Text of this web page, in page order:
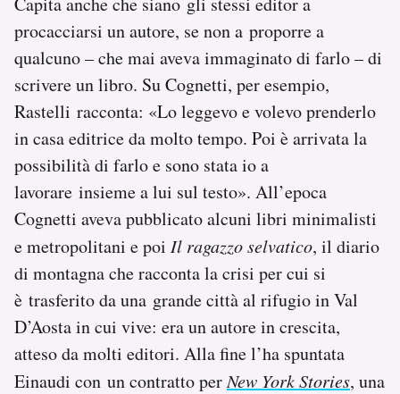
procacciarsi un autore, se non a proporre a
qualcuno – che mai aveva immaginato di farlo – di
scrivere un libro. Su Cognetti, per esempio,
Rastelli racconta: «Lo leggevo e volevo prenderlo
in casa editrice da molto tempo. Poi è arrivata la
possibilità di farlo e sono stata io a
lavorare insieme a lui sul testo». All’epoca
Cognetti aveva pubblicato alcuni libri minimalisti
e metropolitani e poi Il ragazzo selvatico, il diario
di montagna che racconta la crisi per cui si
è trasferito da una grande città al rifugio in Val
D’Aosta in cui vive: era un autore in crescita,
atteso da molti editori. Alla fine l’ha spuntata
Einaudi con un contratto perNew York Stories, una